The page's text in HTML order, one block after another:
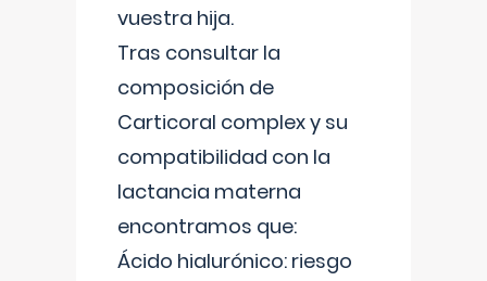
vuestra hija.
Tras consultar la
composición de
Carticoral complex y su
compatibilidad con la
lactancia materna
encontramos que:
Ácido hialurónico: riesgo